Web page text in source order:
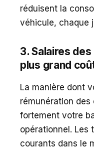
réduisent la
véhicule, chaque
3. Salaires
plus grand
La manière dont
rémunération
fortement votre
opérationnel. Les
courants dans le